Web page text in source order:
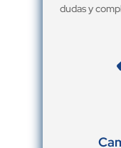
dudas y